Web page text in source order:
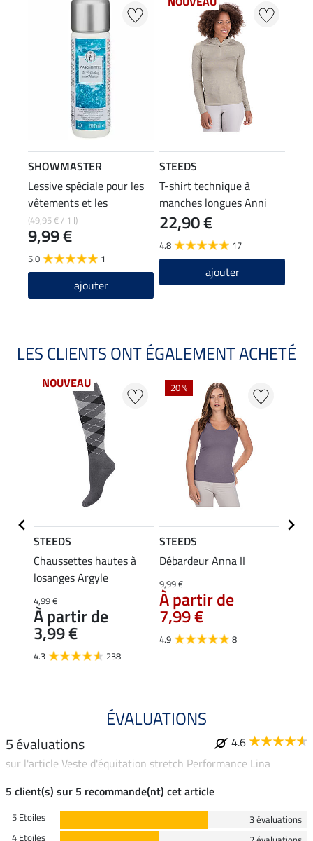
SHOWMASTER
Lessive spéciale pour les
vêtements et les
pantalons d'équitation
(49,95 € / 1 l)
9,99 €
5.0 1
ajouter
STEEDS
T-shirt technique à
manches longues Anni
22,90 €
4.8 17
ajouter
LES CLIENTS ONT ÉGALEMENT ACHETÉ
NOUVEAU
STEEDS
Chaussettes hautes à
losanges Argyle
4,99 €
À partir de
3,99 €
4.3 238
20 %
STEEDS
Débardeur Anna II
9,99 €
À partir de
7,99 €
4.9 8
ÉVALUATIONS
5 évaluations
4.6
sur l'article Veste d'équitation stretch Performance Lina
5 client(s) sur 5 recommande(nt) cet article
5 Etoiles
3 évaluations
4 Etoiles